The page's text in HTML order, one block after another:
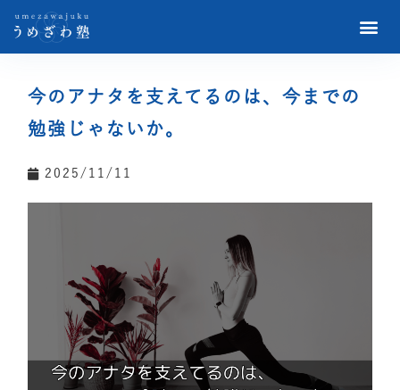
今のアナタを支えてるのは、今までの
勉強じゃないか。
2025/11/11